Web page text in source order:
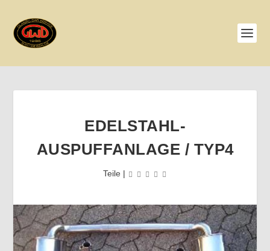
EDELSTAHL-
AUSPUFFANLAGE / TYP4
Teile |